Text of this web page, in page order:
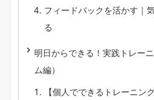
フィードバックを活かす｜
る
明日からできる！実践トレー
ム編）
【個人でできるトレーニング